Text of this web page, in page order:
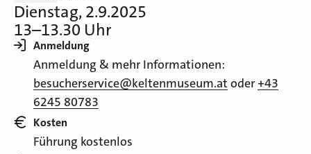
Dienstag, 2.9.2025
13–13.30 Uhr
Anmeldung
Anmeldung & mehr Informationen:
besucherservice@keltenmuseum.at oder+43
6245 80783
Kosten
Führung kostenlos